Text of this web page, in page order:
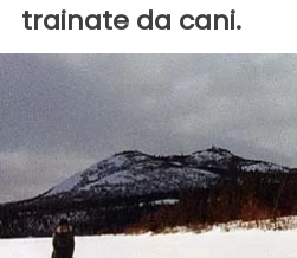
trainate da cani.